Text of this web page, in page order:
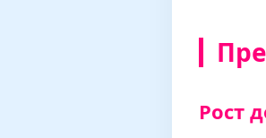
Рост